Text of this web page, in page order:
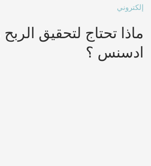
إلكتروني
ماذا تحتاج لتحقيق
ادسنس ؟